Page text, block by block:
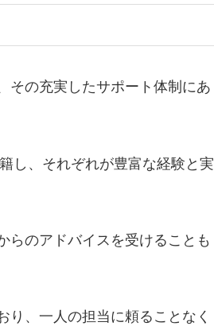
その充実したサポート体制にあ
し、それぞれが豊富な経験と実
らのアドバイスを受けることも
り、一人の担当に頼ることなく